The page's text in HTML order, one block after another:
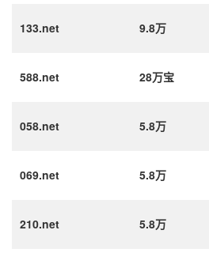
133.net 9.8万
588.net 28万宝
058.net 5.8万
069.net 5.8万
210.net 5.8万